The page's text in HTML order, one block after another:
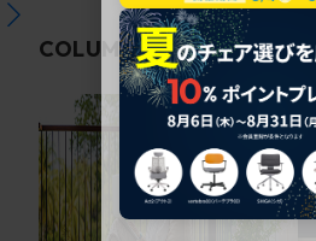
COLUMN関連コラム